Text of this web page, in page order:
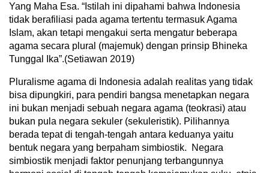
Yang Maha Esa. “Istilah ini dipahami bahwa Indonesia
tidak berafiliasi pada agama tertentu termasuk Agama
Islam, akan tetapi mengakui serta mengatur beberapa
agama secara plural (majemuk) dengan prinsip Bhineka
Tunggal Ika”.(Setiawan 2019)
Pluralisme agama di Indonesia adalah realitas yang tidak
bisa dipungkiri, para pendiri bangsa menetapkan negara
ini bukan menjadi sebuah negara agama (teokrasi) atau
bukan pula negara sekuler (sekuleristik). Pilihannya
berada tepat di tengah-tengah antara keduanya yaitu
bentuk negara yang berpaham simbiostik. Negara
simbiostik menjadi faktor penunjang terbangunnya